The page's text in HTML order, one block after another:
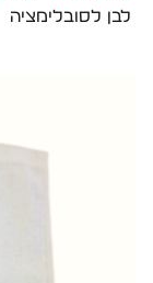
לבן לסובלימציה